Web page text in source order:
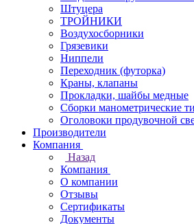
Штуцера
ТРОЙНИКИ
Воздухосборники
Грязевики
Ниппели
Переходник (футорка)
Краны, клапаны
Прокладки, шайбы медные
Сборки манометрические
Оголовоки продувочной
Производители
Компания
Назад
Компания
О компании
Отзывы
Сертификаты
Документы